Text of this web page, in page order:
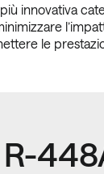
innovativa
le
R-